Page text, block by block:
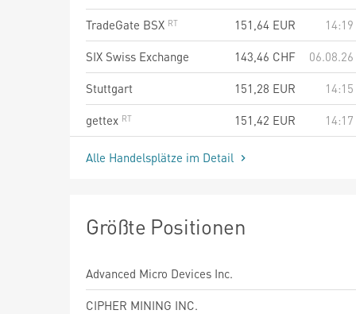
TradeGate BSX
151,64 EUR
14:19
SIX Swiss Exchange
143,46 CHF
06.08.26
Stuttgart
151,28 EUR
14:15
gettex
151,42 EUR 14:17
Alle Handelsplätze im Detail
Größte Positionen
Advanced Micro Devices Inc.
CIPHER MINING INC.